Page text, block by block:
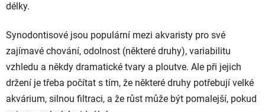
délky.
Synodontisové jsou populární mezi akvaristy pro své
zajímavé chování, odolnost (některé druhy), variabilitu
vzhledu a někdy dramatické tvary a ploutve. Ale při jejich
držení je třeba počítat s tím, že některé druhy potřebují velké
akvárium, silnou filtraci, a že růst může být pomalejší, pokud